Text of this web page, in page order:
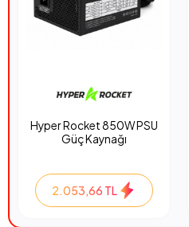
Hyper Rocket 850W PSU
Güç Kaynağı
2.053,66 TL